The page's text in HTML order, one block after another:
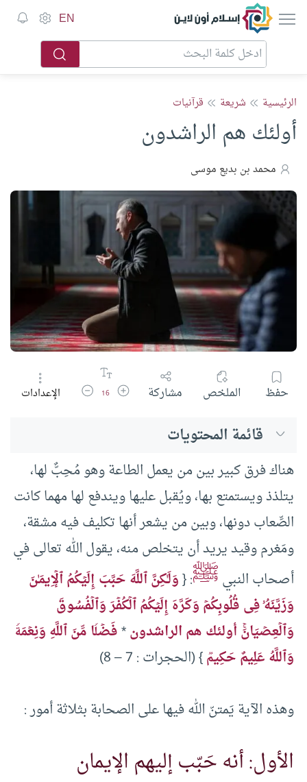
إسلام أون لاين EN
الرئيسية شريعة قرآنيات
أولئك هم الراشدون
محمد بن بديع موسى
حفظ الملخص مشاركة زيادة حجم الخط
16 تقليل حجم الخط
الإعدادات
قائمة المحتويات
هناك فرق كبير بين من يعمل الطاعة وهو مُحِبٌّ لها،
يتلذذ ويستمتع بها، ويُقبل عليها ويندفع لها مهما كانت
الصِّعاب دونها، وبين من يشعر أنها تكليف فيه مشقة،
ومَغرم وقيد يريد أن يتخلص منه، يقول الله تعالى في
أصحاب النبيﷺ: {وَلَـٰكِنَّ ٱللَّهَ حَبَّبَ إِلَیۡكُمُ ٱلۡإِیمَـٰنَ
وَزَیَّنَهُۥ فِی قُلُوبِكُمۡ وَكَرَّهَ إِلَیۡكُمُ ٱلۡكُفۡرَ وَٱلۡفُسُوقَ
وَٱلۡعِصۡیَانَۚ أولئك هم الراشدون*فَضۡلࣰا مِّنَ ٱللَّهِ وَنِعۡمَةࣰ
وَٱللَّهُ عَلِیمٌ حَكِیمࣱ} (الحجرات : 7 – 8)
وهذه الآية يَمتنّ الله فيها على الصحابة بثلاثة أمور :
الأول: أنه حَبّب إليهم الإيمان